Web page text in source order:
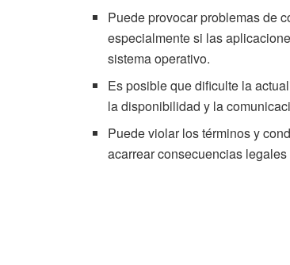
Puede provocar problemas de
especialmente si las
sistema operativo.
Es posible que dificulte la
la disponibilidad y la
Puede violar los términos y
acarrear consecuencias